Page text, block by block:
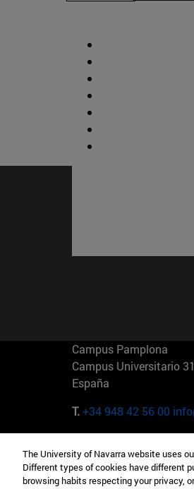
Campus Pamplona
Campus Universitario
España
T.+34 948 42 56 00
Camino del Cerro
Madrid España
The University of Navarra website uses
Different types of cookies have different
browsing habits respecting your privacy,